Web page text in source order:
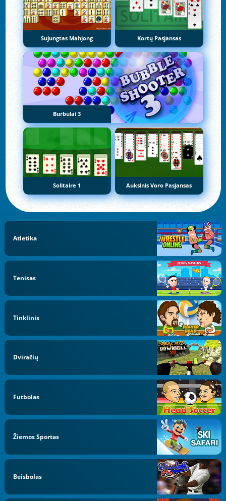
Sujungtas Mahjong Kortų Pasjansas
Burbulai 3
Solitaire 1 Auksinis Voro Pasjansas
Atletika
Tenisas
Tinklinis
Dviračių
Futbolas
Žiemos Sportas
Beisbolas